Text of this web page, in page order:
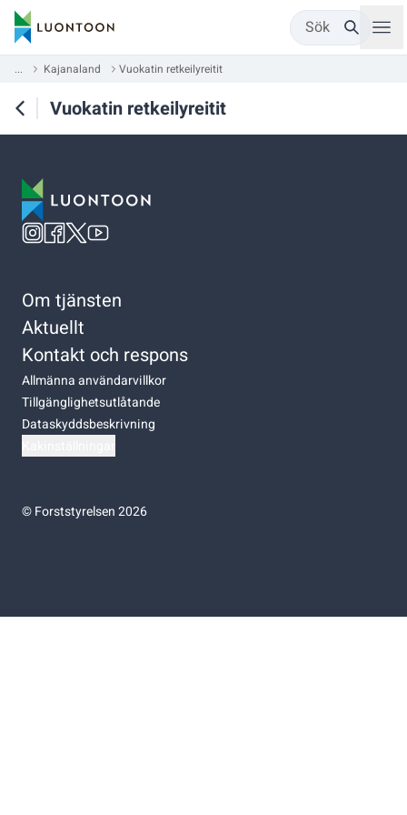
Sök
... Kajanaland Vuokatin retkeilyreitit
Vuokatin retkeilyreitit
Om tjänsten
Aktuellt
Kontakt och respons
Allmänna användarvillkor
Tillgänglighetsutlåtande
Dataskyddsbeskrivning
©Forststyrelsen 2026